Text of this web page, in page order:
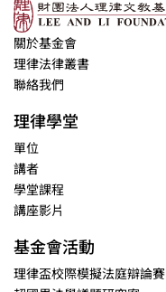
關於基金會
理律法律叢書
聯絡我們
理律學堂
單位
講者
學堂課程
講座影片
基金會活動
理律盃校際模擬法庭辯論賽